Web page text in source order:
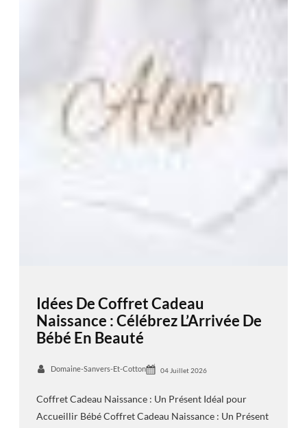
Idées De Coffret Cadeau
Naissance : Célébrez L’Arrivée De
Bébé En Beauté
Domaine-Sanvers-Et-Cotton 04 Juillet 2026
Coffret Cadeau Naissance : Un Présent Idéal pour
Accueillir Bébé Coffret Cadeau Naissance : Un Présent